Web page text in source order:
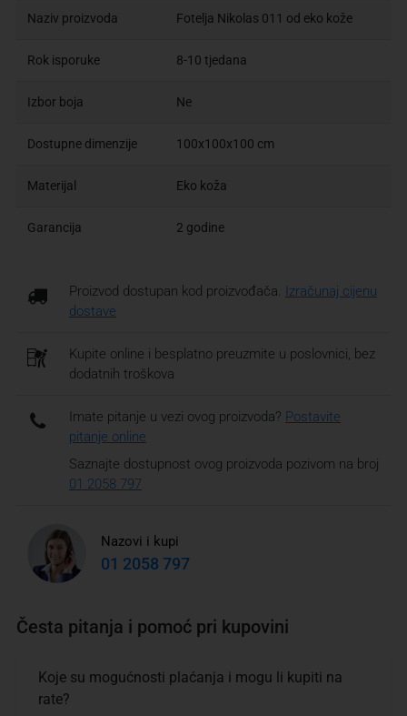
Naziv proizvoda Fotelja Nikolas 011 od eko kože
Rok isporuke 8-10 tjedana
Izbor boja Ne
Dostupne dimenzije 100x100x100 cm
Materijal Eko koža
Garancija 2 godine
Proizvod dostupan kod proizvođača.
Izračunaj cijenu
dostave
Kupite online i besplatno preuzmite u poslovnici, bez
dodatnih troškova
Imate pitanje u vezi ovog proizvoda? Postavite
pitanje online
Saznajte dostupnost ovog proizvoda pozivom na broj
01 2058 797
Nazovi i kupi
01 2058 797
Česta pitanja i pomoć pri kupovini
Koje su mogućnosti plaćanja i mogu li kupiti na
rate?